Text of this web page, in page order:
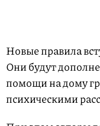
Новые правила
Они будут
помощи на дому
психическими